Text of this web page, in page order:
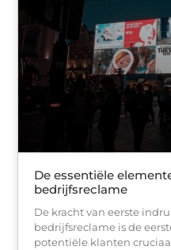
De essentiële
bedrijfsreclame
De kracht van eerste
bedrijfsreclame is de
potentiële klanten